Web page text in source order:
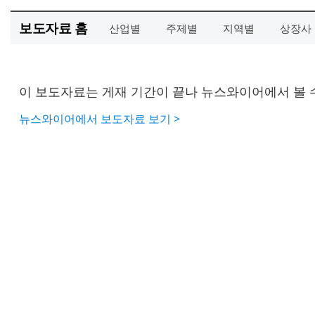
보도자료 홈 산업별 주제별 지역별 상장사
이 보도자료는 게재 기간이 끝나 뉴스와이어에서 볼
뉴스와이어에서 보도자료 보기 >